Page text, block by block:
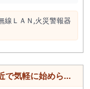
線ＬＡＮ,⽕災警報器
められる飲食店物件◎